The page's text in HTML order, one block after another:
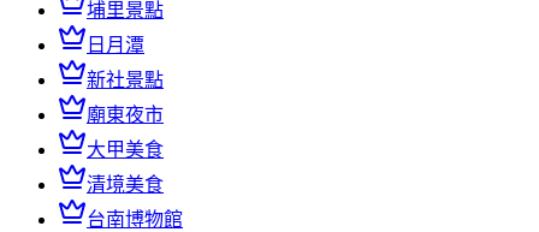
埔里景點
日月潭
新社景點
廟東夜市
大甲美食
清境美食
台南博物館